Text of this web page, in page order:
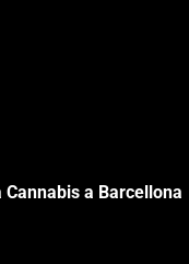
a Barcellona